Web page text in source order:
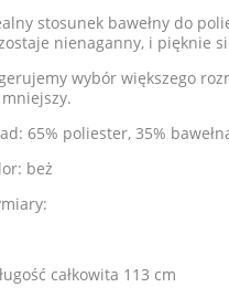
stosunek bawełny do
nienaganny,i pięknie
wybór większego
65% poliester, 35%
beż
całkowita 113 cm